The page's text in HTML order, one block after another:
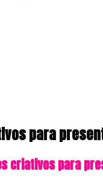
para
criativos para